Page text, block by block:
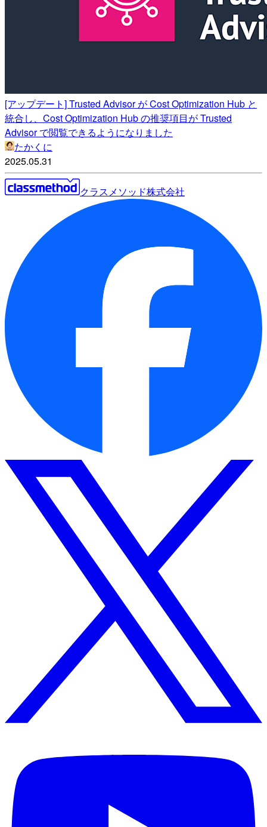
[アップデート] Trusted Advisor が Cost Optimization Hub と
統合し、Cost Optimization Hub の推奨項目が Trusted
Advisor で閲覧できるようになりました
たかくに
2025.05.31
クラスメソッド株式会社